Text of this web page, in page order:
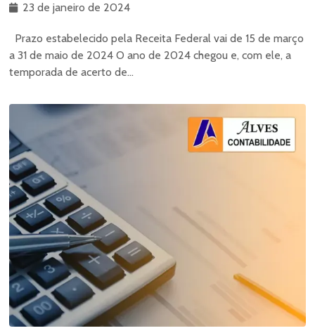
23 de janeiro de 2024
Prazo estabelecido pela Receita Federal vai de 15 de março
a 31 de maio de 2024 O ano de 2024 chegou e, com ele, a
temporada de acerto de...